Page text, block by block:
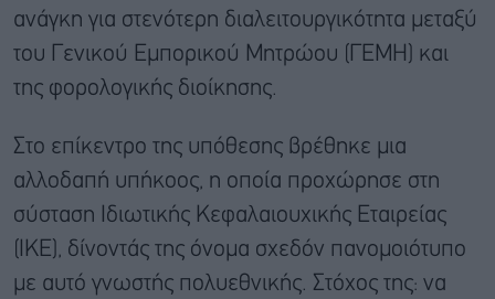
ανάγκη για στενότερη διαλειτουργικότητα μεταξύ
του Γενικού Εμπορικού Μητρώου (ΓΕΜΗ) και
της φορολογικής διοίκησης.
Στο επίκεντρο της υπόθεσης βρέθηκε μια
αλλοδαπή υπήκοος, η οποία προχώρησε στη
σύσταση Ιδιωτικής Κεφαλαιουχικής Εταιρείας
(ΙΚΕ), δίνοντάς της όνομα σχεδόν πανομοιότυπο
με αυτό γνωστής πολυεθνικής. Στόχος της: να